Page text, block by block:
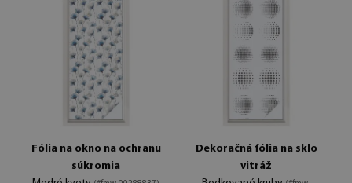
Fólia na okno na ochranu
súkromia
Dekoračná fólia na sklo
vitráž